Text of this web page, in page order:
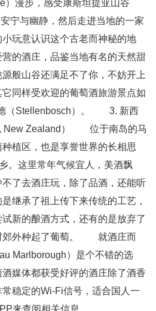
）漫步，感受康斯坦提亚山谷
宁与幽静，然后走进当地的一家
玩意认识这个古老而神秘的地
的酒庄，品鉴当地有名的天然甜
山谷还满足不了你，不妨开上
同样受欢迎的葡萄酒旅游景点如
（Stellenbosch）。 3. 新西
New Zealand） 位于南岛的马
植区，也是享誉世界的长相思
。这里常年气候宜人，美酒飘
了去酒庄玩，除了品酒，还能听
继承了祖上传下来传统的工艺，
新的酿酒方式，还有的是放弃了
郊外种起了葡萄。 就酒庄而
Marlborough）是个不错的选
媒体都获受好评的酒庄除了酒香
稳定的Wi-Fi信号，适合国人一
来查阅相关信息。